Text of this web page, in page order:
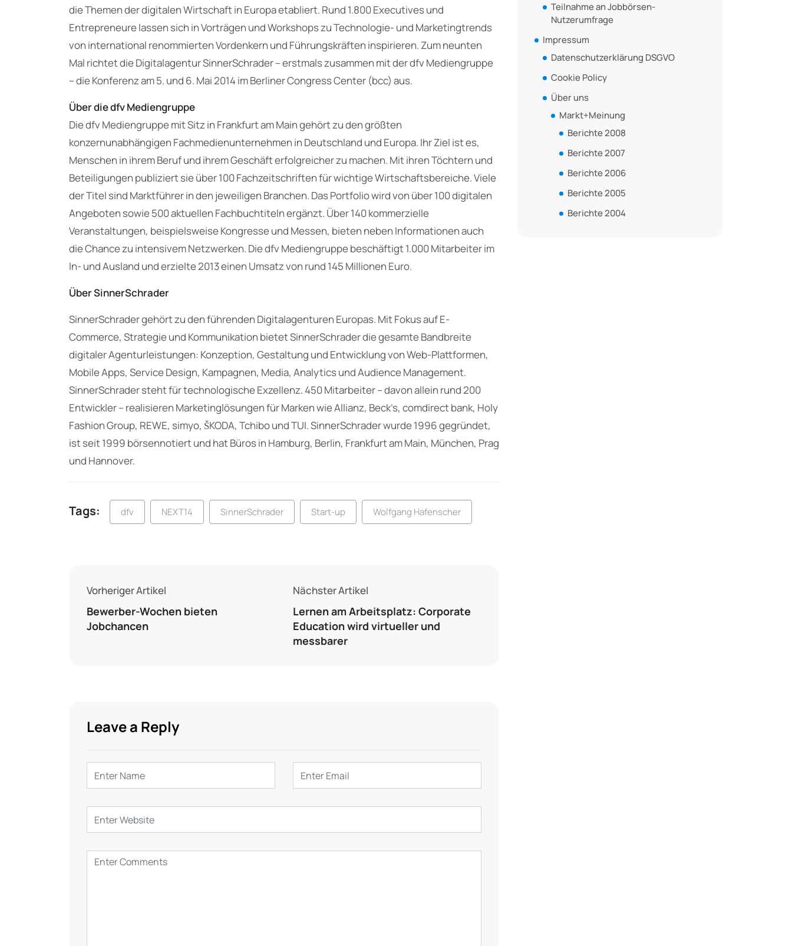
die Themen der digitalen Wirtschaft in Europa etabliert. Rund 1.800 Executives und
Entrepreneure lassen sich in Vorträgen und Workshops zu Technologie- und Marketingtrends
von international renommierten Vordenkern und Führungskräften inspirieren. Zum neunten
Mal richtet die Digitalagentur SinnerSchrader – erstmals zusammen mit der dfv Mediengruppe
– die Konferenz am 5. und 6. Mai 2014 im Berliner Congress Center (bcc) aus.
Über die dfv Mediengruppe
Die dfv Mediengruppe mit Sitz in Frankfurt am Main gehört zu den größten
konzernunabhängigen Fachmedienunternehmen in Deutschland und Europa. Ihr Ziel ist es,
Menschen in ihrem Beruf und ihrem Geschäft erfolgreicher zu machen. Mit ihren Töchtern und
Beteiligungen publiziert sie über 100 Fachzeitschriften für wichtige Wirtschaftsbereiche. Viele
der Titel sind Marktführer in den jeweiligen Branchen. Das Portfolio wird von über 100 digitalen
Angeboten sowie 500 aktuellen Fachbuchtiteln ergänzt. Über 140 kommerzielle
Veranstaltungen, beispielsweise Kongresse und Messen, bieten neben Informationen auch
die Chance zu intensivem Netzwerken. Die dfv Mediengruppe beschäftigt 1.000 Mitarbeiter im
In- und Ausland und erzielte 2013 einen Umsatz von rund 145 Millionen Euro.
Über SinnerSchrader
SinnerSchrader gehört zu den führenden Digitalagenturen Europas. Mit Fokus auf E-
Commerce, Strategie und Kommunikation bietet SinnerSchrader die gesamte Bandbreite
digitaler Agenturleistungen: Konzeption, Gestaltung und Entwicklung von Web-Plattformen,
Mobile Apps, Service Design, Kampagnen, Media, Analytics und Audience Management.
SinnerSchrader steht für technologische Exzellenz. 450 Mitarbeiter – davon allein rund 200
Entwickler – realisieren Marketinglösungen für Marken wie Allianz, Beck’s, comdirect bank, Holy
Fashion Group, REWE, simyo, ŠKODA, Tchibo und TUI. SinnerSchrader wurde 1996 gegründet,
ist seit 1999 börsennotiert und hat Büros in Hamburg, Berlin, Frankfurt am Main, München, Prag
und Hannover.
Tags: dfv NEXT14 SinnerSchrader Start-up Wolfgang Hafenscher
Vorheriger Artikel
Bewerber-Wochen bieten
Jobchancen
Nächster Artikel
Lernen am Arbeitsplatz: Corporate
Education wird virtueller und
messbarer
Leave a Reply
Teilnahme an Jobbörsen-
Nutzerumfrage
Impressum
Datenschutzerklärung DSGVO
Cookie Policy
Über uns
Markt+Meinung
Berichte 2008
Berichte 2007
Berichte 2006
Berichte 2005
Berichte 2004